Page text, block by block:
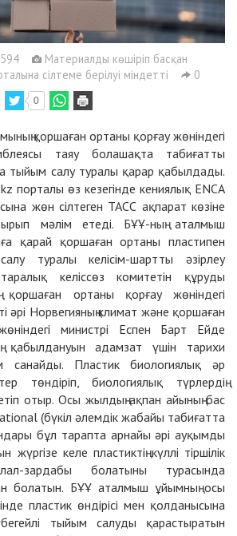
Материалды көшіріп басқан
сілтеме берілуі міндетті
0
0
қоршаған ортаны қорғау жөніндегі
таяу болашақта табиғатты
тыйым салу туралы қарар қабылдады.
порталы өз кезегінде кениялық ENCA
жөн сілтеген ТАСС ақпарат көзіне
мәлім етеді. БҰҰ-ның аталмыш
қарай қоршаған ортаны пластипен
туралы келісім-шартты әзірлеу
келіссөз комитетін құруды
қоршаған ортаны қорғау жөніндегі
әрі Норвегияның климат және қоршаған
министрі Еспен Барт Ейде
қабылдануын адамзат үшін тарихи
санайды. Пластик биологиялық әр
төндіріп, биологиялық түрлердің
отыр. Осы жылдың ақпан айының бас
(бүкіл әлемдік жабайы табиғатта
бұл тарапта арнайы әрі ауқымды
келе пластиктің күллі тіршілік
зардабы болатыны турасында
болатын. БҰҰ аталмыш ұйымның осы
пластик өндірісі мен қолданысына
тыйым салуды қарастыратын